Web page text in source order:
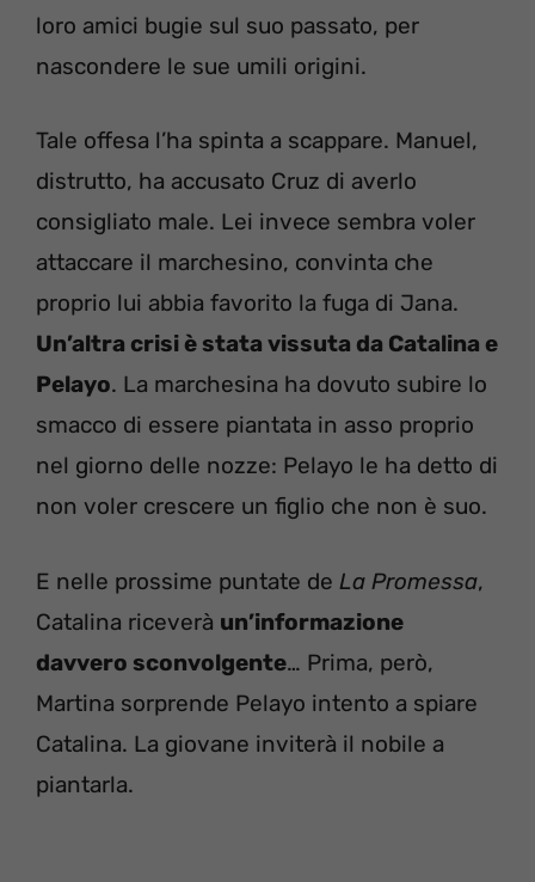
loro amici bugie sul suo passato, per
nascondere le sue umili origini.
Tale offesa l’ha spinta a scappare. Manuel,
distrutto, ha accusato Cruz di averlo
consigliato male. Lei invece sembra voler
attaccare il marchesino, convinta che
proprio lui abbia favorito la fuga di Jana.
Un’altra crisi è stata vissuta da Catalina e
Pelayo. La marchesina ha dovuto subire lo
smacco di essere piantata in asso proprio
nel giorno delle nozze: Pelayo le ha detto di
non voler crescere un figlio che non è suo.
E nelle prossime puntate de La Promessa,
Catalina riceverà un’informazione
davvero sconvolgente… Prima, però,
Martina sorprende Pelayo intento a spiare
Catalina. La giovane inviterà il nobile a
piantarla.